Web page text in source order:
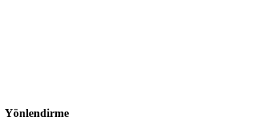
Yönlendirme